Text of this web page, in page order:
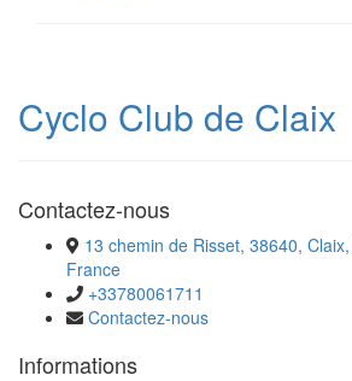
Cyclo Club de Claix
Contactez-nous
13 chemin de Risset, 38640,
France
+33780061711
Contactez-nous
Informations